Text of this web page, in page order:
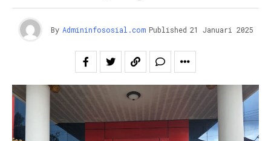
By Admininfososial.com Published 21 Januari 2025